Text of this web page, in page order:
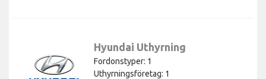
Hyundai Uthyrning
Fordonstyper: 1
Uthyrningsföretag: 1